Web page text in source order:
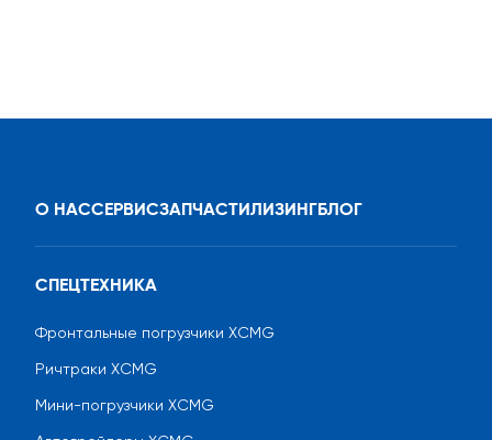
О НАССЕРВИСЗАПЧАСТИЛИЗИНГБЛОГ
СПЕЦТЕХНИКА
Фронтальные погрузчики XCMG
Ричтраки XCMG
Мини-погрузчики XCMG